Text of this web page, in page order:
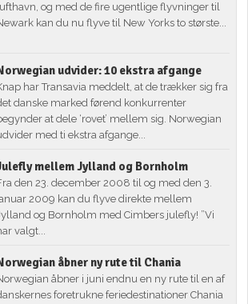
og med de fire ugentlige flyvninger til
kan du nu flyve til New Yorks to største...
udvider: 10 ekstra afgange
har Transavia meddelt, at de trækker sig fra
danske marked førend konkurrenter
at dele ‘rovet’ mellem sig. Norwegian
med ti ekstra afgange...
mellem Jylland og Bornholm
den 23. december 2008 til og med den 3.
2009 kan du flyve direkte mellem
og Bornholm med Cimbers julefly! ”Vi
valgt...
åbner ny rute til Chania
åbner i juni endnu en ny rute til en af
foretrukne feriedestinationer Chania